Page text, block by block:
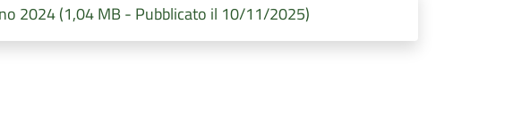
2024 (1,04 MB - Pubblicato il 10/11/2025)